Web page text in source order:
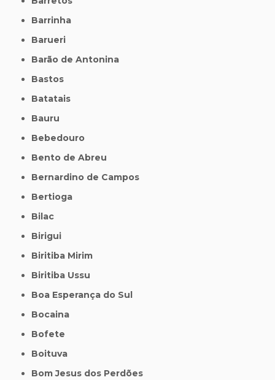
Barrinha
Barueri
Barão de Antonina
Bastos
Batatais
Bauru
Bebedouro
Bento de Abreu
Bernardino de Campos
Bertioga
Bilac
Birigui
Biritiba Mirim
Biritiba Ussu
Boa Esperança do Sul
Bocaina
Bofete
Boituva
Bom Jesus dos Perdões